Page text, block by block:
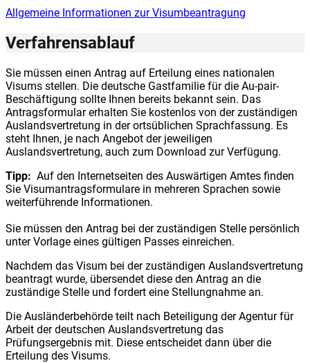
Allgemeine Informationen zur Visumbeantragung
Verfahrensablauf
Sie müssen einen Antrag auf Erteilung eines nationalen
Visums stellen. Die deutsche Gastfamilie für die Au-pair-
Beschäftigung sollte Ihnen bereits bekannt sein. Das
Antragsformular erhalten Sie kostenlos von der zuständigen
Auslandsvertretung in der ortsüblichen Sprachfassung. Es
steht Ihnen, je nach Angebot der jeweiligen
Auslandsvertretung, auch zum Download zur Verfügung.
Tipp: Auf den Internetseiten des Auswärtigen Amtes finden
Sie Visumantragsformulare in mehreren Sprachen sowie
weiterführende Informationen.
Sie müssen den Antrag bei der zuständigen Stelle persönlich
unter Vorlage eines gültigen Passes einreichen.
Nachdem das Visum bei der zuständigen Auslandsvertretung
beantragt wurde, übersendet diese den Antrag an die
zuständige Stelle und fordert eine Stellungnahme an.
Die Ausländerbehörde teilt nach Beteiligung der Agentur für
Arbeit der deutschen Auslandsvertretung das
Prüfungsergebnis mit. Diese entscheidet dann über die
Erteilung des Visums.